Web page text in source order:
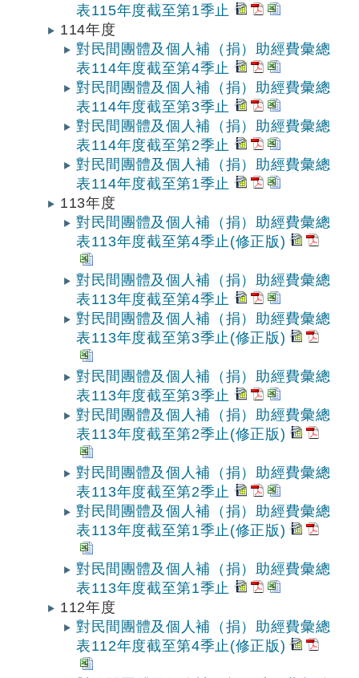
表115年度截至第1季止
114年度
對民間團體及個人補（捐）助經費彙總
表114年度截至第4季止
對民間團體及個人補（捐）助經費彙總
表114年度截至第3季止
對民間團體及個人補（捐）助經費彙總
表114年度截至第2季止
對民間團體及個人補（捐）助經費彙總
表114年度截至第1季止
113年度
對民間團體及個人補（捐）助經費彙總
表113年度截至第4季止(修正版)
對民間團體及個人補（捐）助經費彙總
表113年度截至第4季止
對民間團體及個人補（捐）助經費彙總
表113年度截至第3季止(修正版)
對民間團體及個人補（捐）助經費彙總
表113年度截至第3季止
對民間團體及個人補（捐）助經費彙總
表113年度截至第2季止(修正版)
對民間團體及個人補（捐）助經費彙總
表113年度截至第2季止
對民間團體及個人補（捐）助經費彙總
表113年度截至第1季止(修正版)
對民間團體及個人補（捐）助經費彙總
表113年度截至第1季止
112年度
對民間團體及個人補（捐）助經費彙總
表112年度截至第4季止(修正版)